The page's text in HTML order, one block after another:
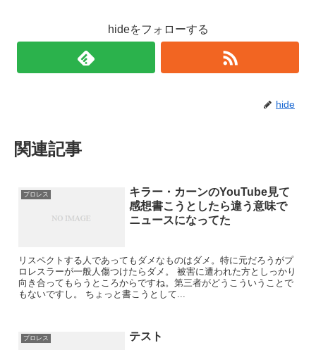
hideをフォローする
hide
関連記事
プロレス
キラー・カーンのYouTube見て
感想書こうとしたら違う意味で
ニュースになってた
リスペクトする人であってもダメなものはダメ。特に元だろうがプ
ロレスラーが一般人傷つけたらダメ。 被害に遭われた方としっかり
向き合ってもらうところからですね。第三者がどうこういうことで
もないですし。 ちょっと書こうとして...
プロレス テスト